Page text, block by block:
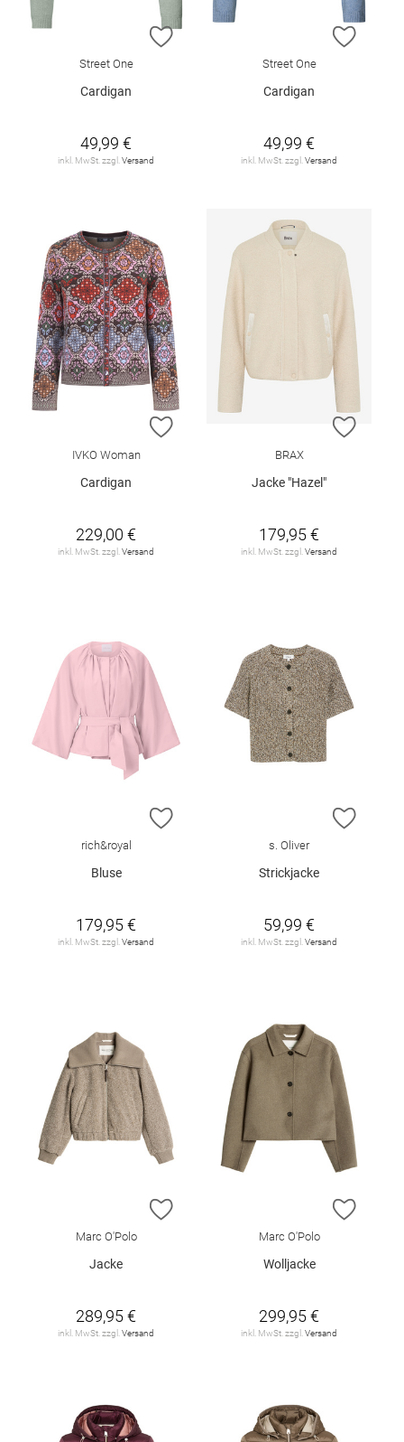
ZUR WUNSCHLISTE HINZUFÜGEN
Street One
Cardigan
49,99 €
inkl. MwSt. zzgl. Versand
ZUR
Street One
Cardigan
49,99 €
inkl. MwSt. zzgl. Versand
ZUR WUNSCHLISTE HINZUFÜGEN
IVKO Woman
Cardigan
229,00 €
inkl. MwSt. zzgl. Versand
ZUR
BRAX
Jacke "Hazel"
179,95 €
inkl. MwSt. zzgl. Versand
ZUR WUNSCHLISTE HINZUFÜGEN
rich&royal
Bluse
179,95 €
inkl. MwSt. zzgl.Versand
ZUR
s. Oliver
Strickjacke
59,99 €
inkl. MwSt. zzgl.Versand
ZUR WUNSCHLISTE HINZUFÜGEN
Marc O'Polo
Jacke
289,95 €
inkl. MwSt. zzgl.Versand
ZUR
Marc O'Polo
Wolljacke
299,95 €
inkl. MwSt. zzgl.Versand